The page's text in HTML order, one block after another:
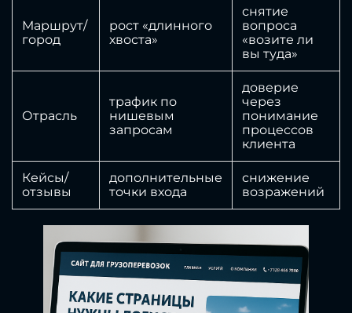
Маршрут/
город
рост «длинного
хвоста»
снятие
вопроса
«возите ли
вы туда»
Отрасль
трафик по
нишевым
запросам
доверие
через
понимание
процессов
клиента
Кейсы/
отзывы
дополнительные
точки входа
снижение
возражений